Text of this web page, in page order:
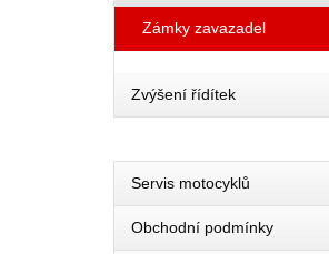
Zámky zavazadel
Zvýšení řídítek
Servis motocyklů
Obchodní podmínky